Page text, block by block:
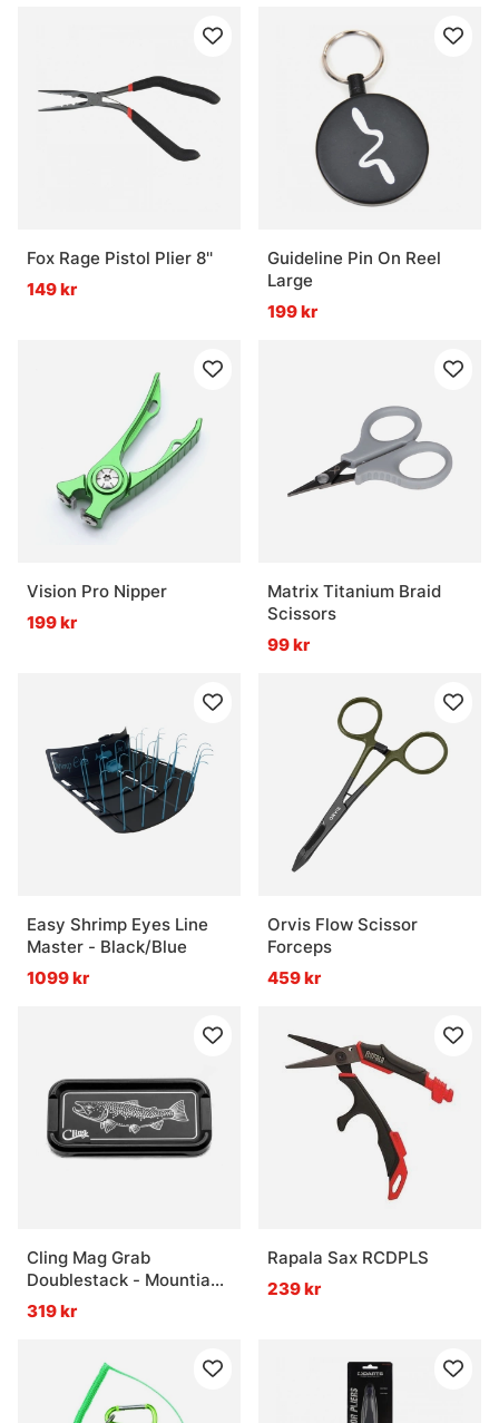
Fox Rage Pistol Plier 8''
149 kr
Guideline Pin On Reel
Large
199 kr
Vision Pro Nipper
199 kr
Matrix Titanium Braid
Scissors
99 kr
Easy Shrimp Eyes Line
Master - Black/Blue
1099 kr
Orvis Flow Scissor
Forceps
459 kr
Cling Mag Grab
Doublestack - Mountian
Brown - Black
319 kr
Rapala Sax RCDPLS
239 kr